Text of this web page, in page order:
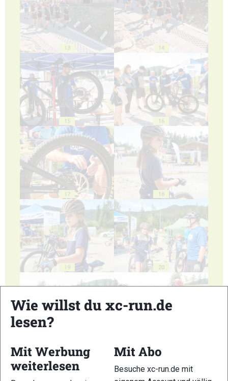
13 14
15 16
17 18
19 20
Wie willst du xc-run.de
lesen?
Mit Werbung
weiterlesen
Mit Abo
Besuche xc-run.de mit